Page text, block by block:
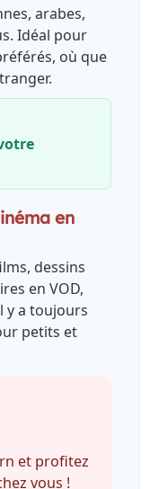
arabes,
Idéal pour
où que
en
dessins
en VOD,
y a toujours
petits et
et profitez
vous !